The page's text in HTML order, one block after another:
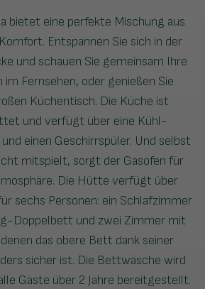
bietet eine perfekte Mischung aus
Entspannen Sie sich in der
und schauen Sie gemeinsam Ihre
im Fernsehen, oder genießen Sie
Küchentisch. Die Küche ist
und verfügt über eine Kühl-
einen Geschirrspüler. Und selbst
mitspielt, sorgt der Gasofen für
Die Hütte verfügt über
sechs Personen: ein Schlafzimmer
Doppelbett und zwei Zimmer mit
das obere Bett dank seiner
sicher ist. Die Bettwäsche wird
Gäste über 2 Jahre bereitgestellt.